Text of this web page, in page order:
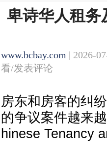
卑诗华人租务
www.bcbay.com | 2026-
看/发表评论
房东和房客的纠
的争议案件越来越
hinese Tenancy